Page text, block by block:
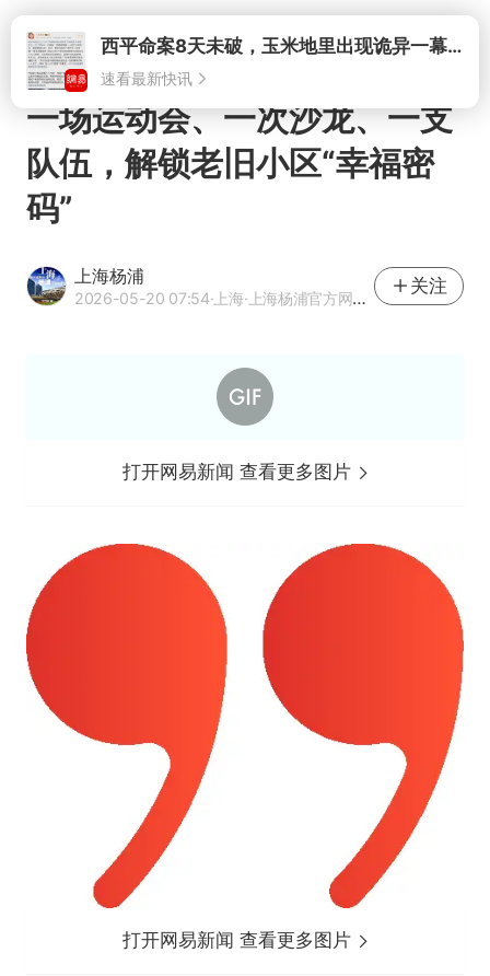
打开西平命案8天未破，玉米地里出现诡异一幕，我突然想起了欧金中
速看最新快讯
一场运动会、一次沙龙、一支
队伍，解锁老旧小区“幸福密
码”
上海杨浦
2026-05-20 07:54·上海·上海杨浦官方网易号
关注
打开网易新闻 查看更多图片
打开网易新闻 查看更多图片